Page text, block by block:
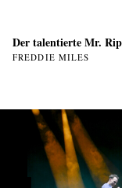
Der talentierte Mr.
FREDDIE MILES